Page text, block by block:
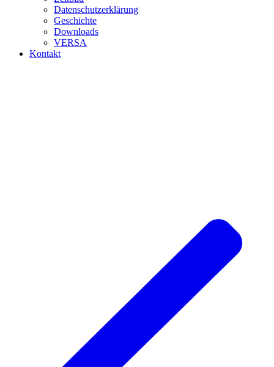
Datenschutzerklärung
Geschichte
Downloads
VERSA
Kontakt